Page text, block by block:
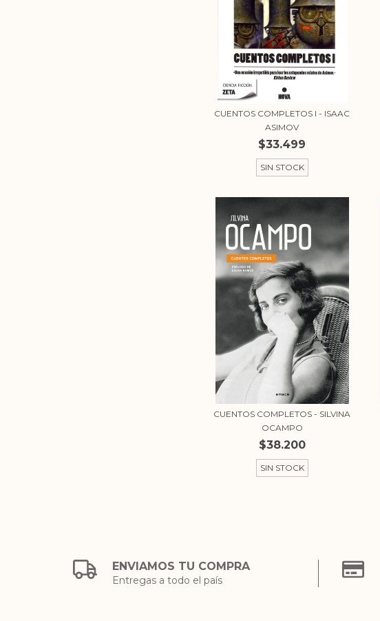
CUENTOS COMPLETOS I - ISAAC
ASIMOV
$33.499
SIN STOCK
CUENTOS COMPLETOS - SILVINA
OCAMPO
$38.200
SIN STOCK
ENVIAMOS TU COMPRA
Entregas a todo el país